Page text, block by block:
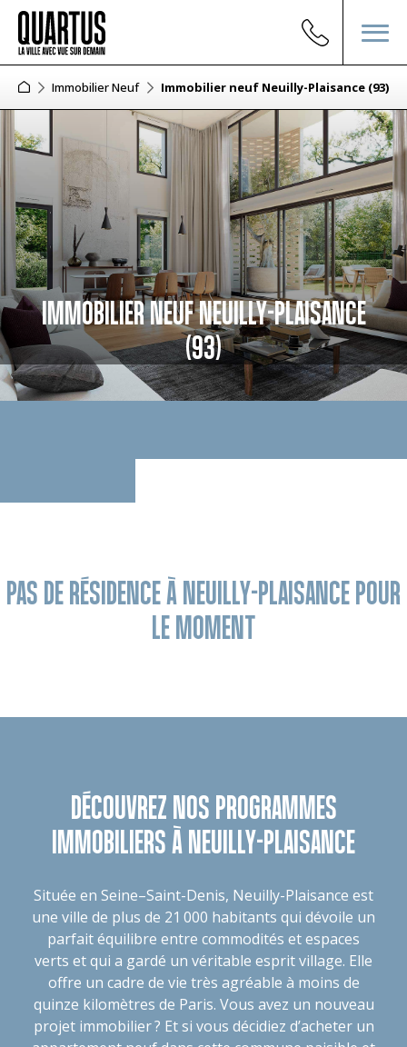
Immobilier Neuf Immobilier neuf Neuilly-Plaisance (93)
IMMOBILIER NEUF NEUILLY-PLAISANCE
(93)
PAS DE RÉSIDENCE À NEUILLY-PLAISANCE POUR
LE MOMENT
DÉCOUVREZ NOS PROGRAMMES
IMMOBILIERS À NEUILLY-PLAISANCE
Située en Seine–Saint-Denis, Neuilly-Plaisance est
une ville de plus de 21 000 habitants qui dévoile un
parfait équilibre entre commodités et espaces
verts et qui a gardé un véritable esprit village. Elle
offre un cadre de vie très agréable à moins de
quinze kilomètres de Paris. Vous avez un nouveau
projet immobilier ? Et si vous décidiez d’acheter un